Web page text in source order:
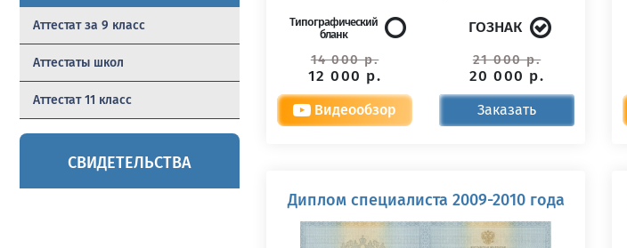
Аттестат за 9 класс
Аттестаты школ
Аттестат 11 класс
СВИДЕТЕЛЬСТВА
Типографический
бланк
14 000 р.
12 000 р.
ГОЗНАК
21 000 р.
20 000 р.
Видеообзор Заказать
Диплом специалиста 2009-2010 года